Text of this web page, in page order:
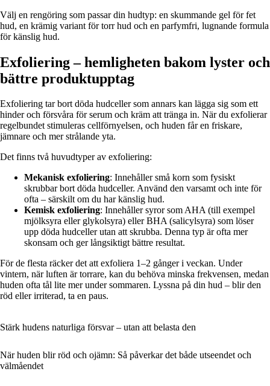
Välj en rengöring som passar din hudtyp: en skummande gel för fet
hud, en krämig variant för torr hud och en parfymfri, lugnande formula
för känslig hud.
Exfoliering – hemligheten bakom lyster och
bättre produktupptag
Exfoliering tar bort döda hudceller som annars kan lägga sig som ett
hinder och försvåra för serum och kräm att tränga in. När du exfolierar
regelbundet stimuleras cellförnyelsen, och huden får en friskare,
jämnare och mer strålande yta.
Det finns två huvudtyper av exfoliering:
Mekanisk exfoliering: Innehåller små korn som fysiskt
skrubbar bort döda hudceller. Använd den varsamt och inte för
ofta – särskilt om du har känslig hud.
Kemisk exfoliering: Innehåller syror som AHA (till exempel
mjölksyra eller glykolsyra) eller BHA (salicylsyra) som löser
upp döda hudceller utan att skrubba. Denna typ är ofta mer
skonsam och ger långsiktigt bättre resultat.
För de flesta räcker det att exfoliera 1–2 gånger i veckan. Under
vintern, när luften är torrare, kan du behöva minska frekvensen, medan
huden ofta tål lite mer under sommaren. Lyssna på din hud – blir den
röd eller irriterad, ta en paus.
Stärk hudens naturliga försvar – utan att belasta den
När huden blir röd och ojämn: Så påverkar det både utseendet och
välmåendet